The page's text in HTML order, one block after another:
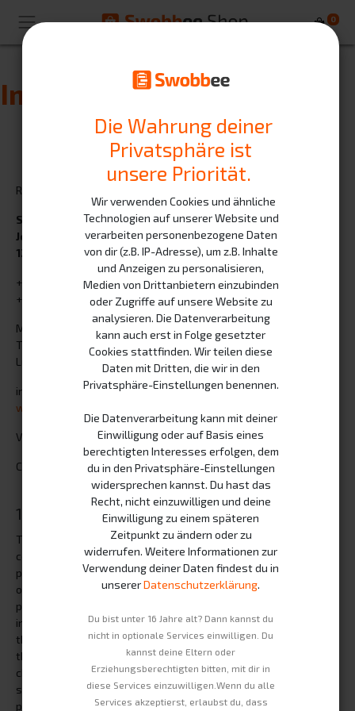
0
Imprint
Responsible for the content of this website:
Swobbee GmbH
Johann-Hittorf-Str.8
12489 Berlin
+49 (0)30 639 287 250
+49 (0)30 639 287 260
​Managing Directors:
Thomas Duscha
Ludwig Speidel
info(at)swobbee.com
www.swobbee.com
VAT ID No.: DE315260946
Commercial Register Entry: HRB 185134 B
1. Content of the online offering
The author assumes no responsibility for the topicality,
correctness, completeness, or quality of the information
provided. Liability claims against the author relating to material
or immaterial damages caused by the use or non-use of the
presented information, or by the use of incorrect and
incomplete information, are fundamentally excluded unless
there is evidence of willful or grossly negligent misconduct on
the part of the author. All offers are non-binding and subject to
change. The author expressly reserves the right to modify,
supplement, delete, or temporarily or permanently discontinue
parts of the pages or the entire offering without separate
Die Wahrung deiner
Privatsphäre ist
unsere Priorität.
Wir verwenden Cookies und ähnliche
Technologien auf unserer Website und
verarbeiten personenbezogene Daten
von dir (z.B. IP-Adresse), um z.B. Inhalte
und Anzeigen zu personalisieren,
Medien von Drittanbietern einzubinden
oder Zugriffe auf unsere Website zu
analysieren. Die Datenverarbeitung
kann auch erst in Folge gesetzter
Cookies stattfinden. Wir teilen diese
Daten mit Dritten, die wir in den
Privatsphäre-Einstellungen benennen.
Die Datenverarbeitung kann mit deiner
Einwilligung oder auf Basis eines
berechtigten Interesses erfolgen, dem
du in den Privatsphäre-Einstellungen
widersprechen kannst. Du hast das
Recht, nicht einzuwilligen und deine
Einwilligung zu einem späteren
Zeitpunkt zu ändern oder zu
widerrufen. Weitere Informationen zur
Verwendung deiner Daten findest du in
unsererDatenschutzerklärung.
Du bist unter 16 Jahre alt? Dann kannst du
nicht in optionale Services einwilligen. Du
kannst deine Eltern oder
Erziehungsberechtigten bitten, mit dir in
diese Services einzuwilligen.Wenn du alle
Services akzeptierst, erlaubst du, dass